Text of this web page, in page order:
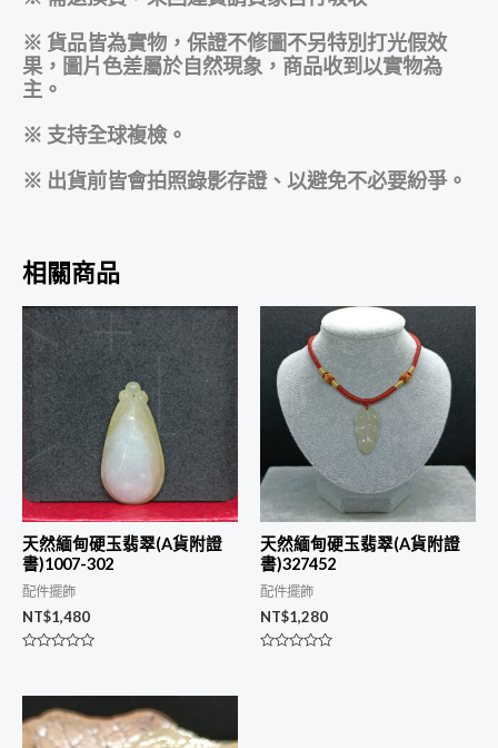
※ 貨品皆為實物，保證不修圖不另特別打光假效
果，圖片色差屬於自然現象，商品收到以實物為
主。
※ 支持全球複檢。
※ 出貨前皆會拍照錄影存證、以避免不必要紛爭。
相關商品
天然緬甸硬玉翡翠(A貨附證
書)1007-302
配件擺飾
NT$1,480
分
5
天然緬甸硬玉翡翠(A貨附證
書)327452
配件擺飾
NT$1,280